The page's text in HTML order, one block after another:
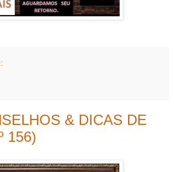
& DICAS DE
156)